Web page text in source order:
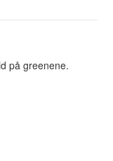
på greenene.